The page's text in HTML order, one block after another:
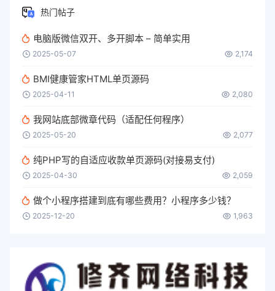
热门帖子
电脑版微信双开、多开脚本 – 简单实用
2025-05-07 2,174
BMI健康管家HTML单页源码
2025-04-11 2,080
我网站底部微章代码（适配任何程序）
2025-05-20 2,077
纯PHP写的自适应收款单页源码(对接易支付)
2025-04-30 2,059
做个小程序搭建到底有哪些费用？小程序多少钱？
2025-12-20 1,963